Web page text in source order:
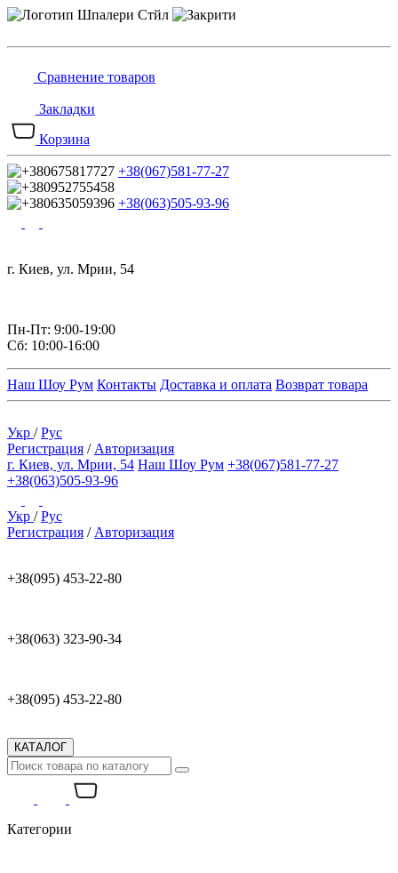
Сравнение товаров
Закладки
Корзина
+38(067)581-77-27
+38(063)505-93-96
г. Киев, ул. Мрии, 54
Пн-Пт: 9:00-19:00
Сб: 10:00-16:00
Наш Шоу Рум Контакты Доставка и оплата Возврат товара
Укр /Рус
Регистрация / Авторизация
г. Киев, ул. Мрии, 54 Наш Шоу Рум +38(067)581-77-27
+38(063)505-93-96
Укр /Рус
Регистрация / Авторизация
+38(095) 453-22-80
+38(063) 323-90-34
+38(095) 453-22-80
КАТАЛОГ
Категории